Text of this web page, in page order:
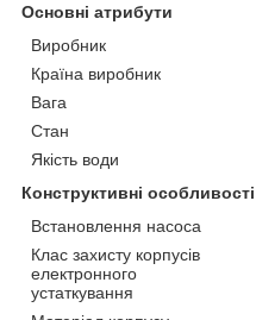
Основні атрибути
Виробник
Країна виробник
Вага
Стан
Якість води
Конструктивні особливості
Встановлення насоса
Клас захисту корпусів
електронного
устаткування